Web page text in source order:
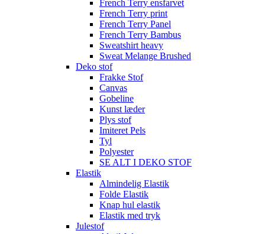
French Terry ensfarvet
French Terry print
French Terry Panel
French Terry Bambus
Sweatshirt heavy
Sweat Melange Brushed
Deko stof
Frakke Stof
Canvas
Gobeline
Kunst læder
Plys stof
Imiteret Pels
Tyl
Polyester
SE ALT I DEKO STOF
Elastik
Almindelig Elastik
Folde Elastik
Knap hul elastik
Elastik med tryk
Julestof